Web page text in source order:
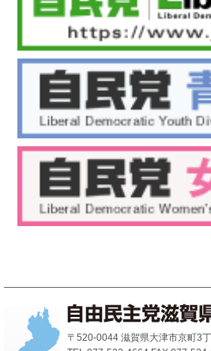
〒520-0044 滋賀県大津市京町3